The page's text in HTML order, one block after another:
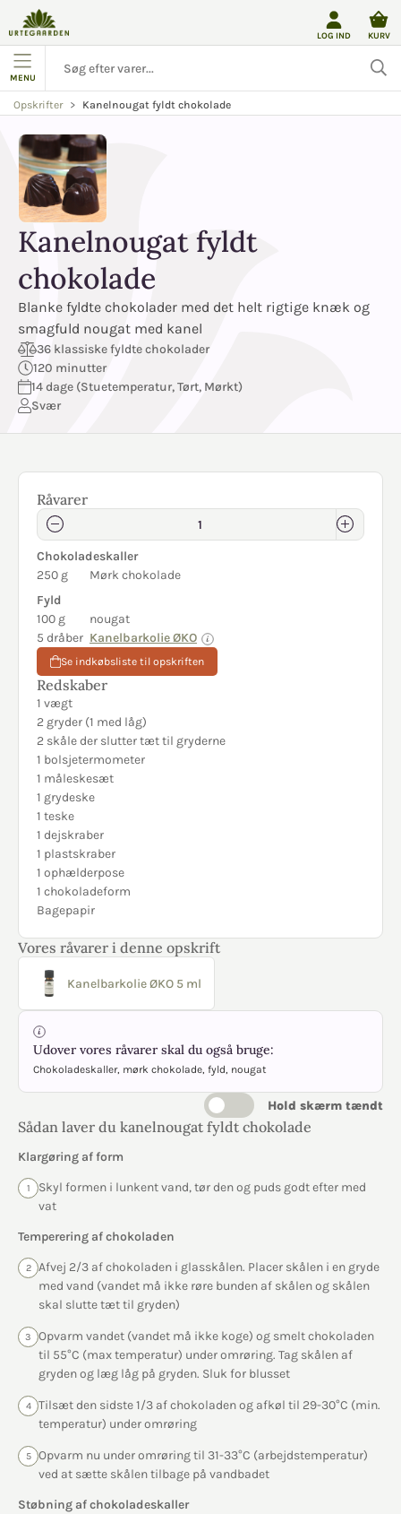
LOG IND KURV
MENU
Opskrifter Kanelnougat fyldt chokolade
Kanelnougat fyldt
chokolade
Blanke fyldte chokolader med det helt rigtige knæk og
smagfuld nougat med kanel
36 klassiske fyldte chokolader
120 minutter
14 dage (Stuetemperatur, Tørt, Mørkt)
Svær
Råvarer
Chokoladeskaller
250 g
Mørk chokolade
Fyld
100 g
nougat
5 dråber Kanelbarkolie ØKO
Se indkøbsliste til opskriften
Redskaber
1 vægt
2 gryder (1 med låg)
2 skåle der slutter tæt til gryderne
1 bolsjetermometer
1 måleskesæt
1 grydeske
1 teske
1 dejskraber
1 plastskraber
1 ophælderpose
1 chokoladeform
Bagepapir
Vores råvarer i denne opskrift
Kanelbarkolie ØKO 5 ml
Udover vores råvarer skal du også bruge:
Chokoladeskaller, mørk chokolade, fyld, nougat
Hold skærm tændt
Sådan laver du kanelnougat fyldt chokolade
Klargøring af form
1
Skyl formen i lunkent vand, tør den og puds godt efter med
vat
Temperering af chokoladen
2
Afvej 2/3 af chokoladen i glasskålen. Placer skålen i en gryde
med vand (vandet må ikke røre bunden af skålen og skålen
skal slutte tæt til gryden)
3
Opvarm vandet (vandet må ikke koge) og smelt chokoladen
til 55°C (max temperatur) under omrøring. Tag skålen af
gryden og læg låg på gryden. Sluk for blusset
4
Tilsæt den sidste 1/3 af chokoladen og afkøl til 29-30°C (min.
temperatur) under omrøring
5
Opvarm nu under omrøring til 31-33°C (arbejdstemperatur)
ved at sætte skålen tilbage på vandbadet
Støbning af chokoladeskaller